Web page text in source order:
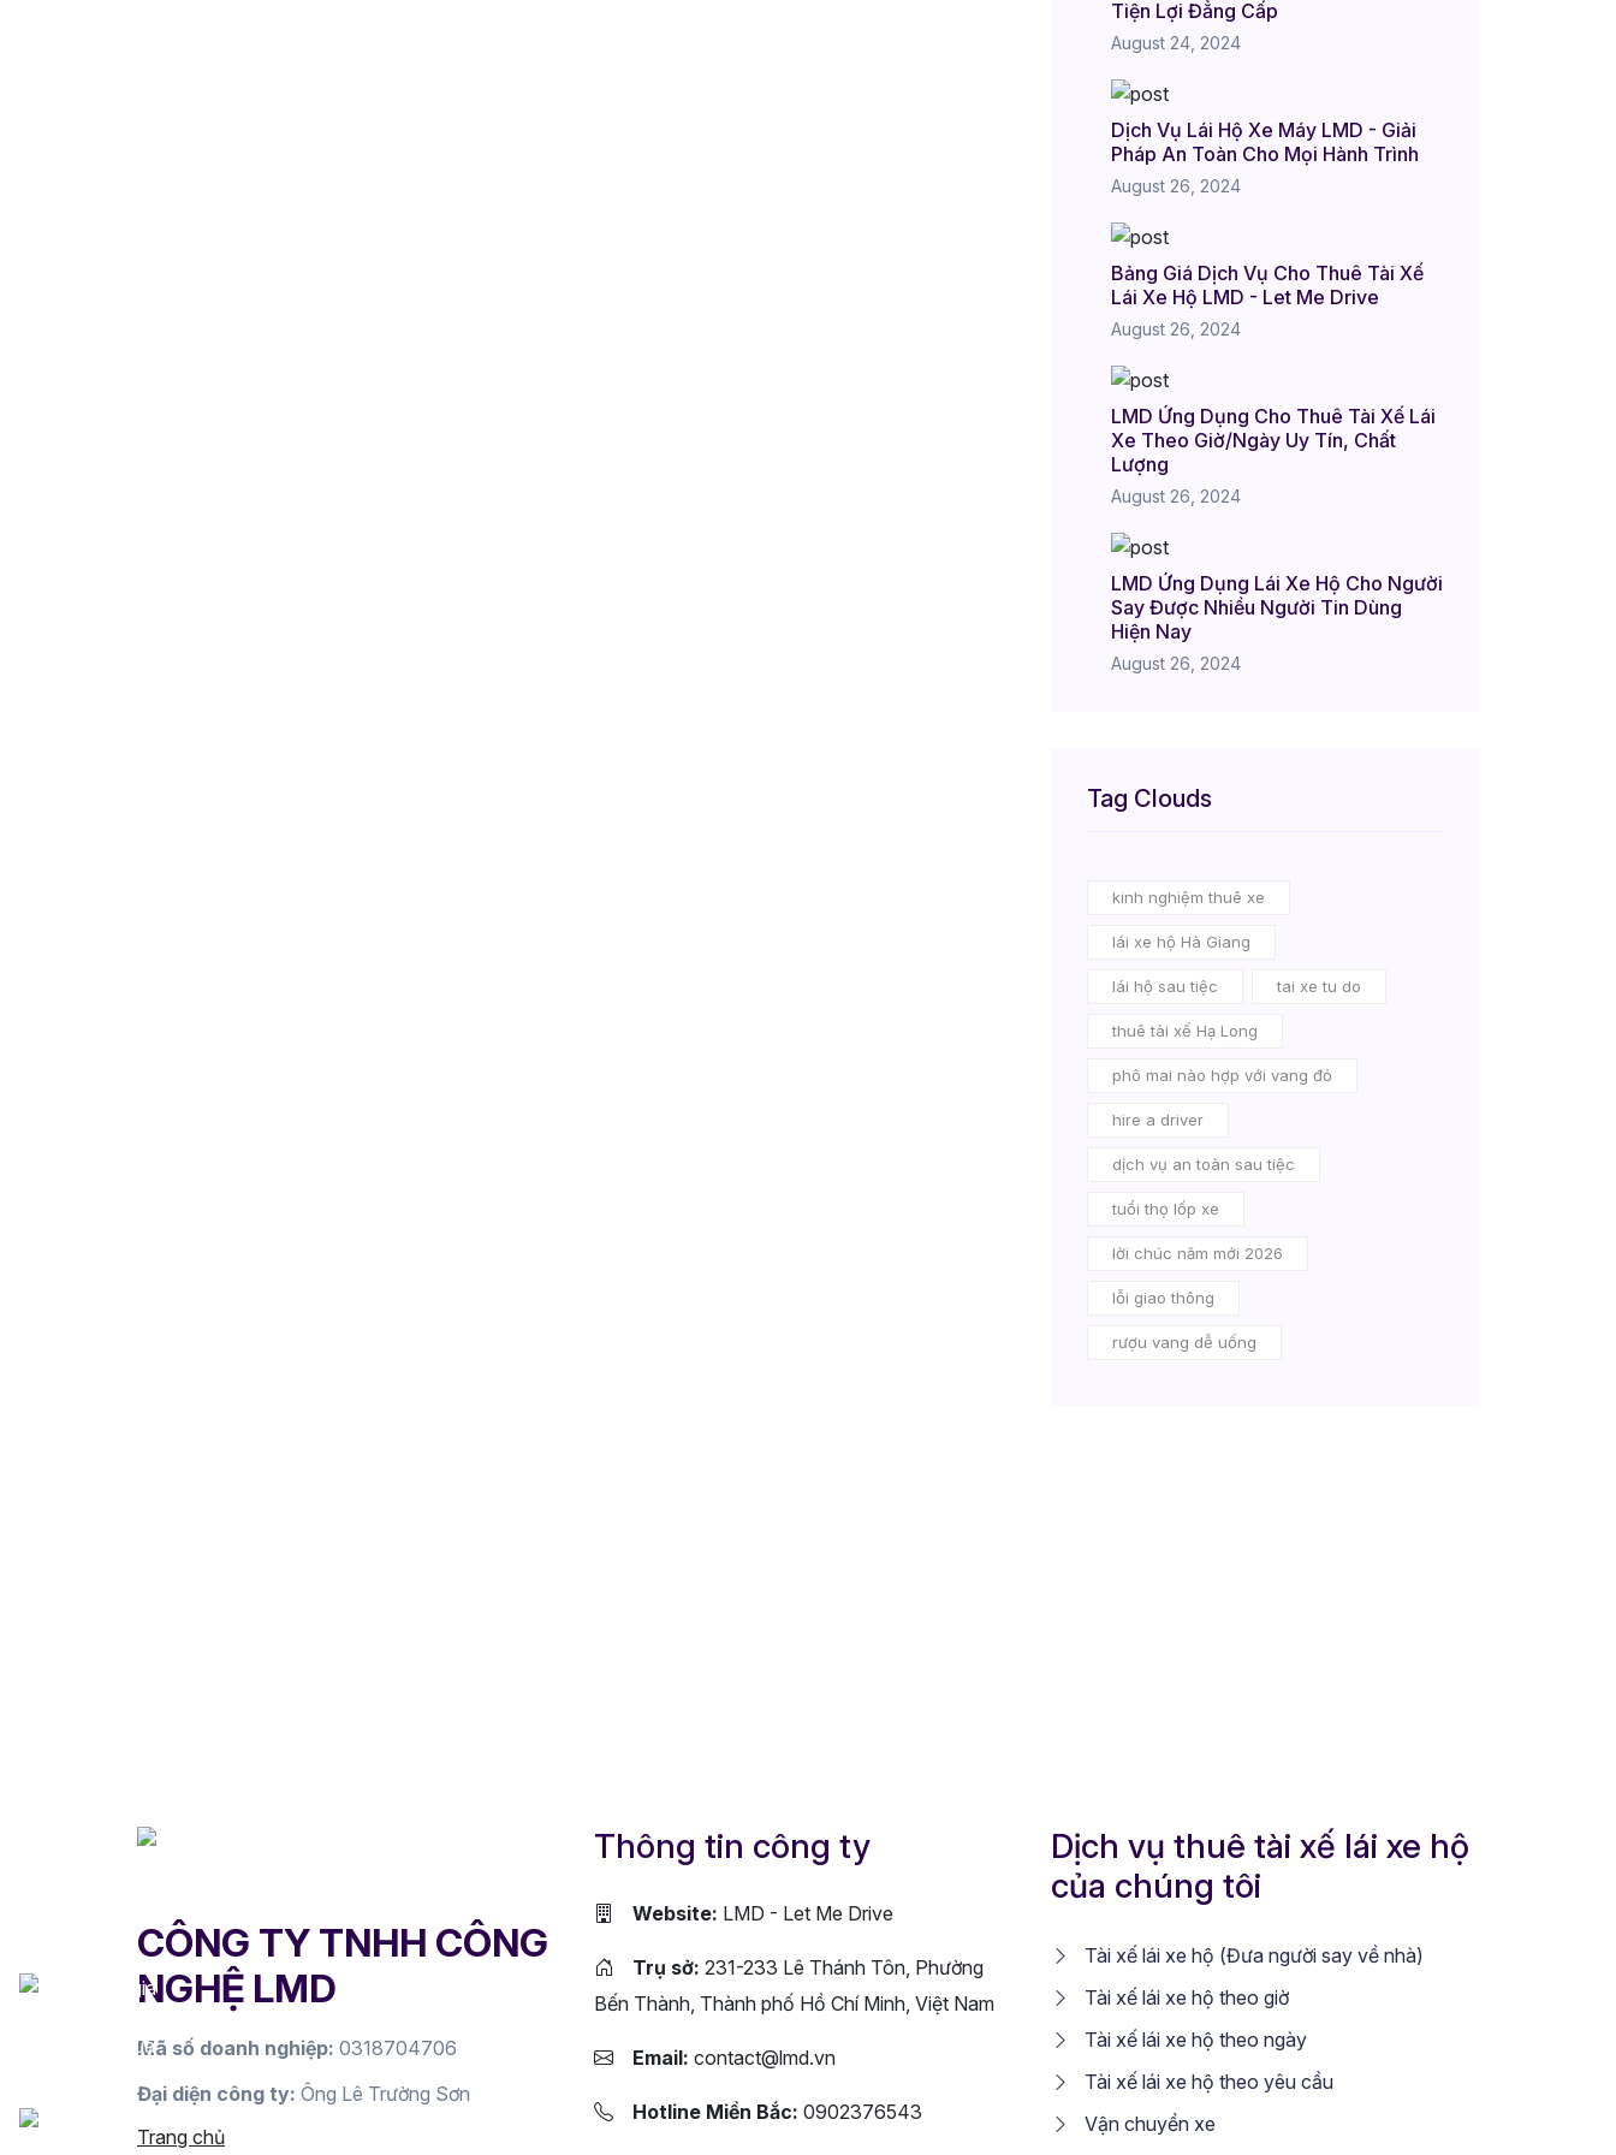
Tiện Lợi Đẳng Cấp
August 24, 2024
Dịch Vụ Lái Hộ Xe Máy LMD - Giải
Pháp An Toàn Cho Mọi Hành Trình
August 26, 2024
Bảng Giá Dịch Vụ Cho Thuê Tài Xế
Lái Xe Hộ LMD - Let Me Drive
August 26, 2024
LMD Ứng Dụng Cho Thuê Tài Xế Lái
Xe Theo Giờ/Ngày Uy Tín, Chất
Lượng
August 26, 2024
LMD Ứng Dụng Lái Xe Hộ Cho Người
Say Được Nhiều Người Tin Dùng
Hiện Nay
August 26, 2024
Tag Clouds
kinh nghiệm thuê xe
lái xe hộ Hà Giang
lái hộ sau tiệc tai xe tu do
thuê tài xế Hạ Long
phô mai nào hợp với vang đỏ
hire a driver
dịch vụ an toàn sau tiệc
tuổi thọ lốp xe
lời chúc năm mới 2026
lỗi giao thông
rượu vang dễ uống
CÔNG TY TNHH CÔNG
NGHỆ LMD
Mã số doanh nghiệp: 0318704706
Đại diện công ty: Ông Lê Trường Sơn
Trang chủ
Thông tin công ty
Website: LMD - Let Me Drive
Trụ sở: 231-233 Lê Thánh Tôn, Phường
Bến Thành, Thành phố Hồ Chí Minh, Việt Nam
Email: contact@lmd.vn
Hotline Miền Bắc: 0902376543
Dịch vụ thuê tài xế lái xe hộ
của chúng tôi
Tài xế lái xe hộ (Đưa người say về nhà)
Tài xế lái xe hộ theo giờ
Tài xế lái xe hộ theo ngày
Tài xế lái xe hộ theo yêu cầu
Vận chuyển xe